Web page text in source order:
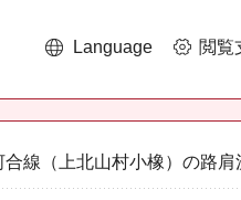
Language 閲覧
合線（上北山村小橡）の路